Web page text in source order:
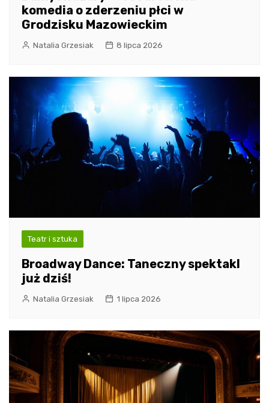
komedia o zderzeniu płci w
Grodzisku Mazowieckim
Natalia Grzesiak 8 lipca 2026
Teatr i sztuka
Broadway Dance: Taneczny spektakl
już dziś!
Natalia Grzesiak 1 lipca 2026